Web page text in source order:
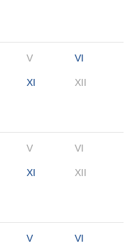
V VI
XI XII
V VI
XI XII
V VI